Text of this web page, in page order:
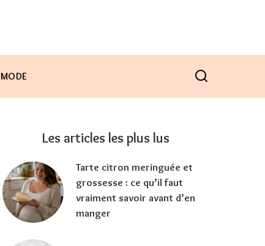
MODE
Les articles les plus lus
Tarte citron meringuée et
grossesse : ce qu’il faut
vraiment savoir avant d’en
manger